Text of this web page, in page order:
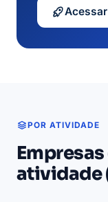
POR ATIVIDADE
atividade